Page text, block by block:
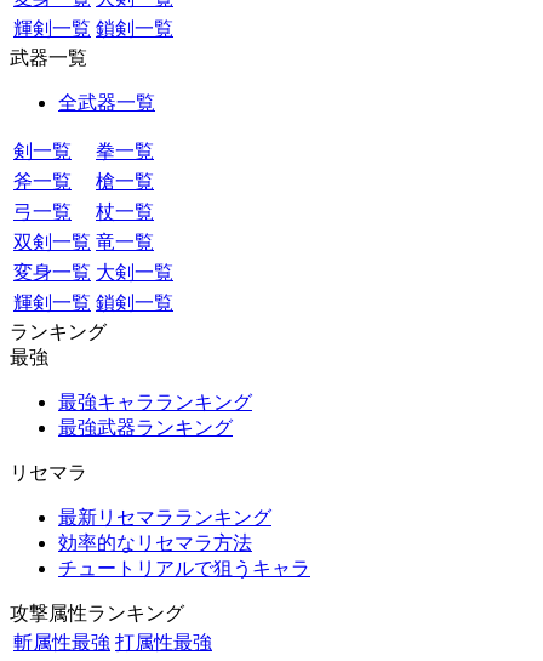
輝剣一覧 鎖剣一覧
武器一覧
全武器一覧
剣一覧
拳一覧
斧一覧
槍一覧
弓一覧
杖一覧
双剣一覧 竜一覧
変身一覧 大剣一覧
輝剣一覧 鎖剣一覧
ランキング
最強
最強キャラランキング
最強武器ランキング
リセマラ
最新リセマラランキング
効率的なリセマラ方法
チュートリアルで狙うキャラ
攻撃属性ランキング
斬属性最強 打属性最強